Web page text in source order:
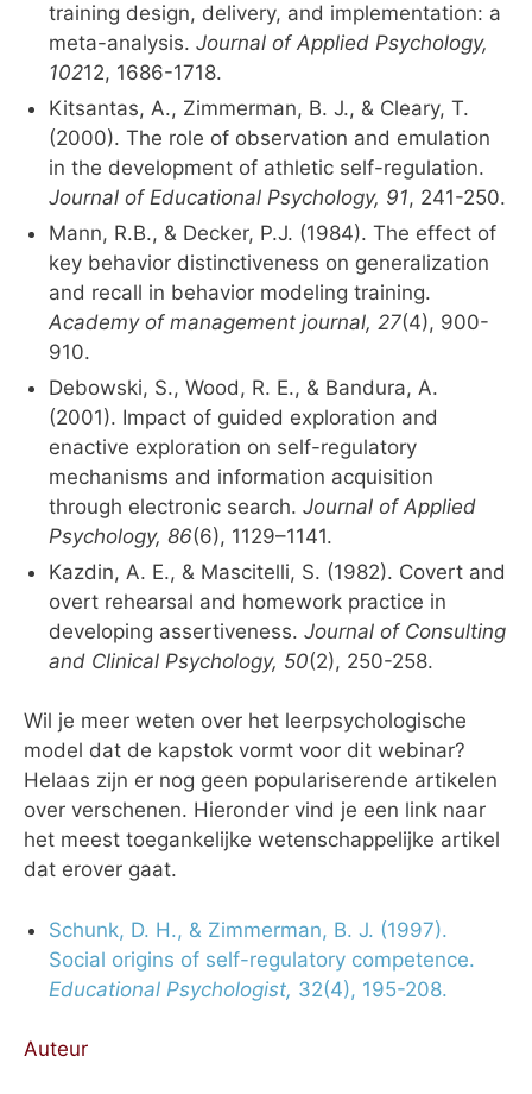
training design, delivery, and implementation: a
meta-analysis. Journal of Applied Psychology,
10212, 1686-1718.
Kitsantas, A., Zimmerman, B. J., & Cleary, T.
(2000). The role of observation and emulation
in the development of athletic self-regulation.
Journal of Educational Psychology, 91, 241-250.
Mann, R.B., & Decker, P.J. (1984). The effect of
key behavior distinctiveness on generalization
and recall in behavior modeling training.
Academy of management journal, 27(4), 900-
910.
Debowski, S., Wood, R. E., & Bandura, A.
(2001). Impact of guided exploration and
enactive exploration on self-regulatory
mechanisms and information acquisition
through electronic search. Journal of Applied
Psychology, 86(6), 1129–1141.
Kazdin, A. E., & Mascitelli, S. (1982). Covert and
overt rehearsal and homework practice in
developing assertiveness. Journal of Consulting
and Clinical Psychology, 50(2), 250-258.
Wil je meer weten over het leerpsychologische
model dat de kapstok vormt voor dit webinar?
Helaas zijn er nog geen populariserende artikelen
over verschenen. Hieronder vind je een link naar
het meest toegankelijke wetenschappelijke artikel
dat erover gaat.
Schunk, D. H., & Zimmerman, B. J. (1997).
Social origins of self-regulatory competence.
Educational Psychologist, 32(4), 195-208.
Auteur